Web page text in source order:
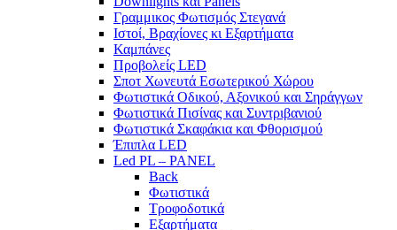
Γραμμικος Φωτισμός Στεγανά
Ιστοί, Βραχίονες κι Εξαρτήματα
Καμπάνες
Προβολείς LED
Σποτ Χωνευτά Εσωτερικού Χώρου
Φωτιστικά Οδικού, Αξονικού και Σηράγγων
Φωτιστικά Πισίνας και Συντριβανιού
Φωτιστικά Σκαφάκια και Φθορισμού
Έπιπλα LED
Led PL – PANEL
Back
Φωτιστικά
Τροφοδοτικά
Εξαρτήματα